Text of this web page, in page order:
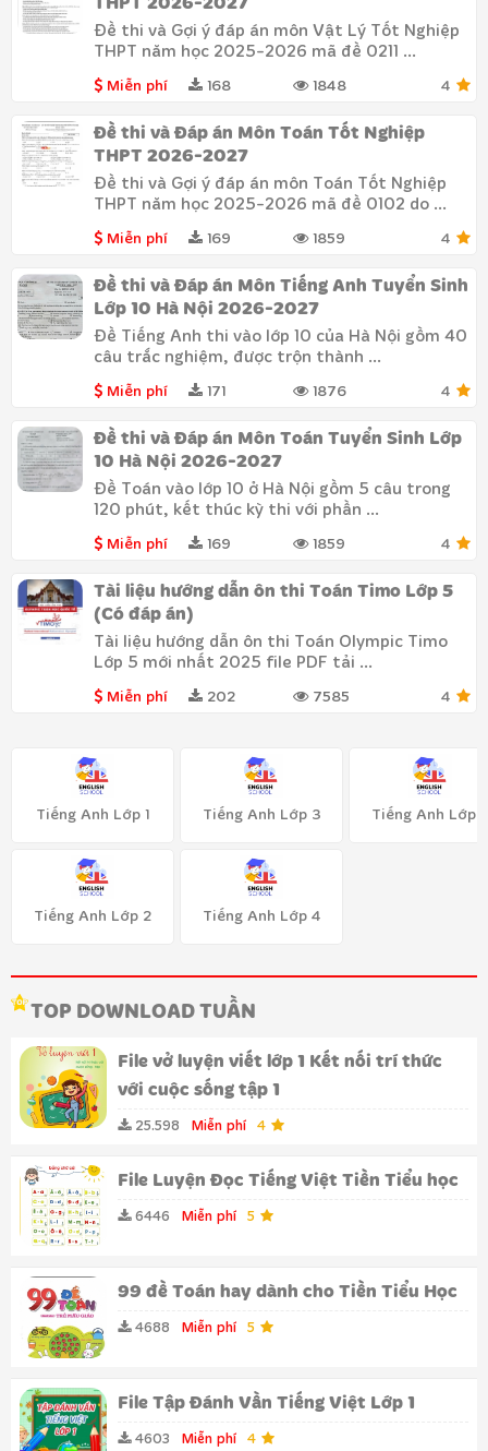
Đề thi và Gợi ý đáp án môn Vật Lý Tốt Nghiệp
THPT năm học 2025-2026 mã đề 0211 ...
Miễn phí 168 1848 4
Đề thi và Đáp án Môn Toán Tốt Nghiệp
THPT 2026-2027
Đề thi và Gợi ý đáp án môn Toán Tốt Nghiệp
THPT năm học 2025-2026 mã đề 0102 do ...
Miễn phí 169 1859 4
Đề thi và Đáp án Môn Tiếng Anh Tuyển Sinh
Lớp 10 Hà Nội 2026-2027
Đề Tiếng Anh thi vào lớp 10 của Hà Nội gồm 40
câu trắc nghiệm, được trộn thành ...
Miễn phí 171 1876 4
Đề thi và Đáp án Môn Toán Tuyển Sinh Lớp
10 Hà Nội 2026-2027
Đề Toán vào lớp 10 ở Hà Nội gồm 5 câu trong
120 phút, kết thúc kỳ thi với phần ...
Miễn phí 169 1859 4
Tài liệu hướng dẫn ôn thi Toán Timo Lớp 5
(Có đáp án)
Tài liệu hướng dẫn ôn thi Toán Olympic Timo
Lớp 5 mới nhất 2025 file PDF tải ...
Miễn phí 202 7585 4
Tiếng Anh Lớp 1
Tiếng Anh Lớp 2
Tiếng Anh Lớp 3
Tiếng Anh Lớp 4
Tiếng Anh Lớp 5
TOP DOWNLOAD TUẦN
File vở luyện viết lớp 1 Kết nối trí thức
với cuộc sống tập 1
25.598 Miễn phí 4
File Luyện Đọc Tiếng Việt Tiền Tiểu học
6446 Miễn phí 5
99 đề Toán hay dành cho Tiền Tiểu Học
4688 Miễn phí 5
File Tập Đánh Vần Tiếng Việt Lớp 1
4603 Miễn phí 4